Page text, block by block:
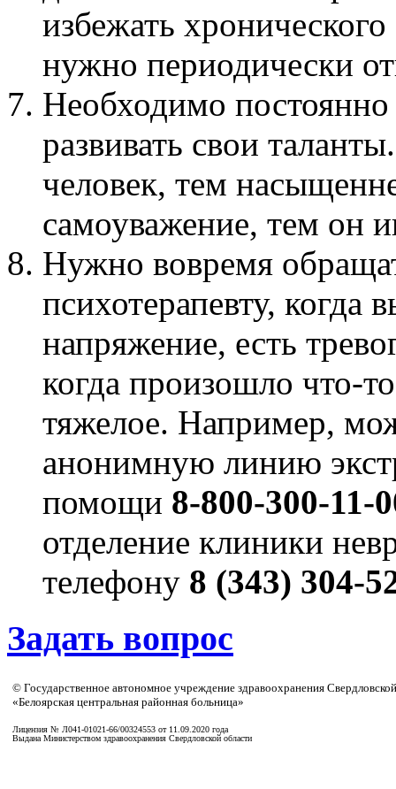
избежать
нужно периодически
Необходимо
развивать свои
человек, тем
самоуважение, тем он
Нужно вовремя
психотерапевту, когда
напряжение, есть
когда произошло что-
тяжелое. Например,
анонимную линию
помощи 8-800-300-11-
отделение клиники
телефону 8 (343) 304-
Задать вопрос
© Государственное автономное учреждение здравоохранения
«Белоярская центральная районная больница»
Лицензия № Л041-01021-66/00324553 от 11.09.2020 года
Выдана Министерством здравоохранения Свердловской области